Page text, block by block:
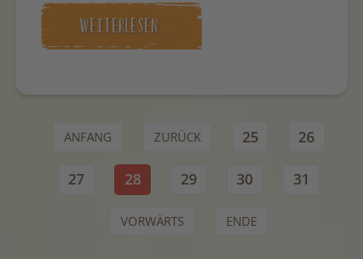
WEITERLESEN …
ANFANG ZURÜCK 25 26
27 28 29 30 31
VORWÄRTS ENDE